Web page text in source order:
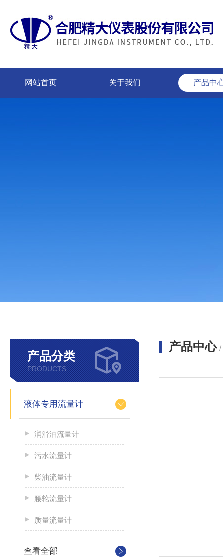
网站首页 关于我们 产品中
产品分类
PRODUCTS
液体专用流量计
润滑油流量计
污水流量计
柴油流量计
腰轮流量计
质量流量计
查看全部
产品中心 /